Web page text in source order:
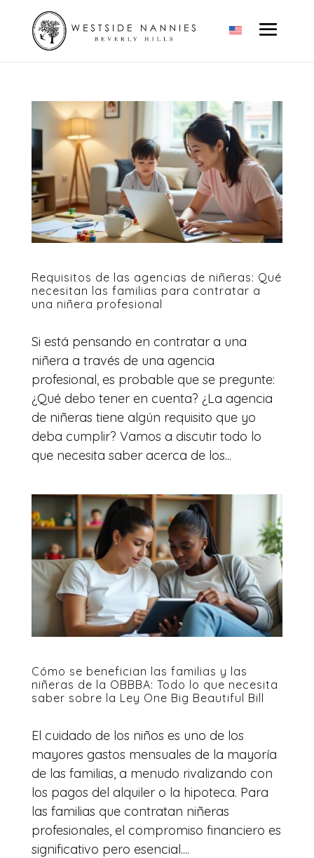
Requisitos de las agencias de niñeras: Qué
necesitan las familias para contratar a
una niñera profesional
Si está pensando en contratar a una
niñera a través de una agencia
profesional, es probable que se pregunte:
¿Qué debo tener en cuenta? ¿La agencia
de niñeras tiene algún requisito que yo
deba cumplir? Vamos a discutir todo lo
que necesita saber acerca de los...
Cómo se benefician las familias y las
niñeras de la OBBBA: Todo lo que necesita
saber sobre la Ley One Big Beautiful Bill
El cuidado de los niños es uno de los
mayores gastos mensuales de la mayoría
de las familias, a menudo rivalizando con
los pagos del alquiler o la hipoteca. Para
las familias que contratan niñeras
profesionales, el compromiso financiero es
significativo pero esencial....